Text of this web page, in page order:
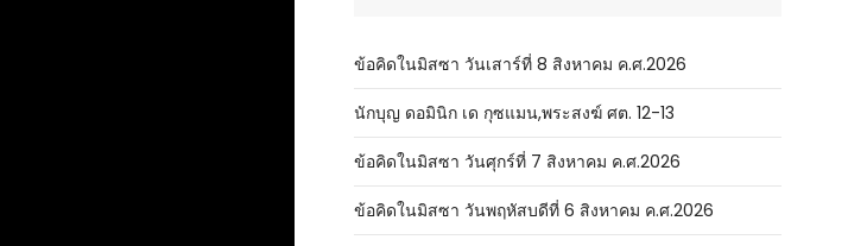
ข้อคิดในมิสซา วันเสาร์ที่ 8 สิงหาคม ค.ศ.2026
นักบุญ ดอมินิก เด กุซแมน,พระสงฆ์ ศต. 12-13
ข้อคิดในมิสซา วันศุกร์ที่ 7 สิงหาคม ค.ศ.2026
ข้อคิดในมิสซา วันพฤหัสบดีที่ 6 สิงหาคม ค.ศ.2026